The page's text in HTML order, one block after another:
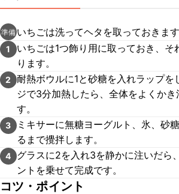
準備 いちごは洗ってヘタを取っておきます
1
いちごは1つ飾り用に取っておき、
ります。
2
耐熱ボウルに1と砂糖を入れラップ
ジで3分加熱したら、全体をよくかき
す。
3
ミキサーに無糖ヨーグルト、氷、砂
るまで攪拌します。
4
グラスに2を入れ3を静かに注いだら
ントを乗せて完成です。
コツ・ポイント